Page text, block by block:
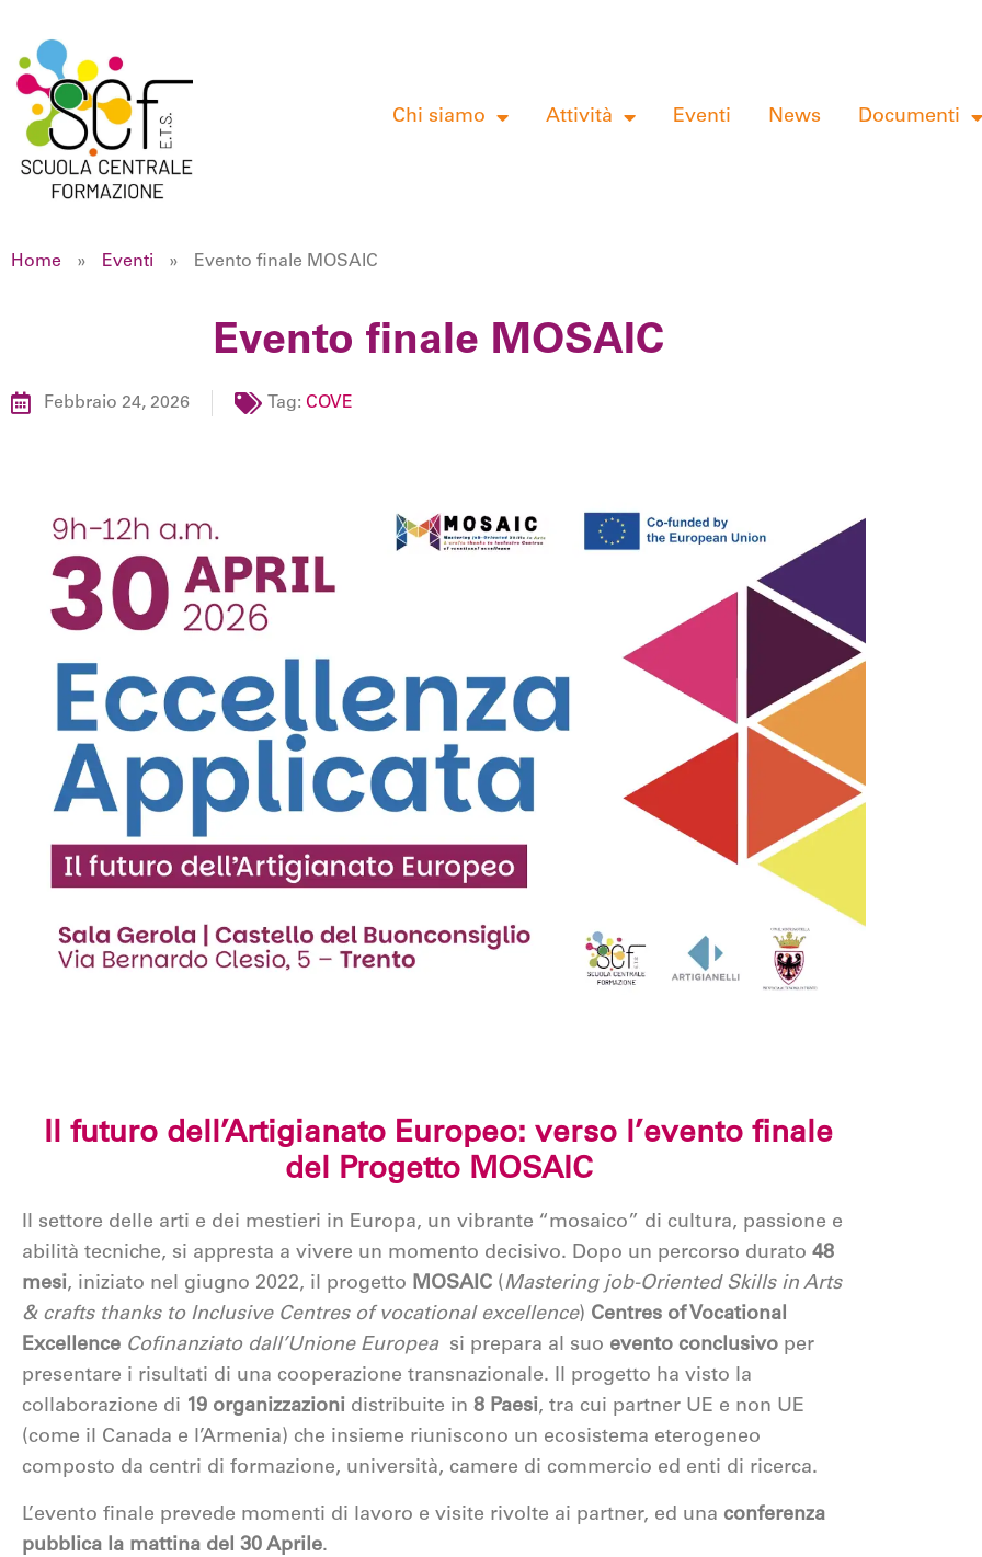
Chi siamo Attività Eventi News Documenti
Home » Eventi » Evento finale MOSAIC
Evento finale MOSAIC
Febbraio 24, 2026 Tag: COVE
Il futuro dell’Artigianato Europeo: verso l’evento finale
del Progetto MOSAIC
Il settore delle arti e dei mestieri in Europa, un vibrante “mosaico” di cultura, passione e
abilità tecniche, si appresta a vivere un momento decisivo. Dopo un percorso durato 48
mesi, iniziato nel giugno 2022, il progetto MOSAIC (Mastering job-Oriented Skills in Arts
& crafts thanks to Inclusive Centres of vocational excellence) Centres of Vocational
Excellence Cofinanziato dall’Unione Europea si prepara al suo evento conclusivo per
presentare i risultati di una cooperazione transnazionale. Il progetto ha visto la
collaborazione di 19 organizzazioni distribuite in 8 Paesi, tra cui partner UE e non UE
(come il Canada e l’Armenia) che insieme riuniscono un ecosistema eterogeneo
composto da centri di formazione, università, camere di commercio ed enti di ricerca.
L’evento finale prevede momenti di lavoro e visite rivolte ai partner, ed una conferenza
pubblica la mattina del 30 Aprile.